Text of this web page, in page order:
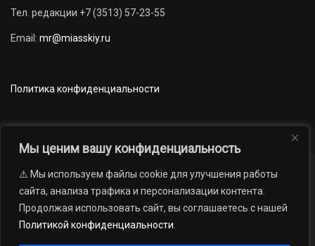
Мы ценим вашу конфиденциальность
⚠️ Мы используем файлы cookie для улучшения работы
сайта, анализа трафика и персонализации контента.
Продолжая использовать сайт, вы соглашаетесь с нашей
Политикой конфиденциальности
Тел. редакции +7 (3513) 57-23-55
Email: mr@miasskiy.ru
Политика конфиденциальности
Новости Наши проекты
Официально
АРХИВ
16+
газеты «Миасский рабочий»; Областное государственное учреждение